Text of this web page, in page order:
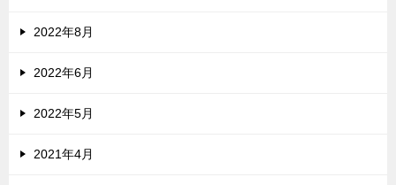
2022年8月
2022年6月
2022年5月
2021年4月